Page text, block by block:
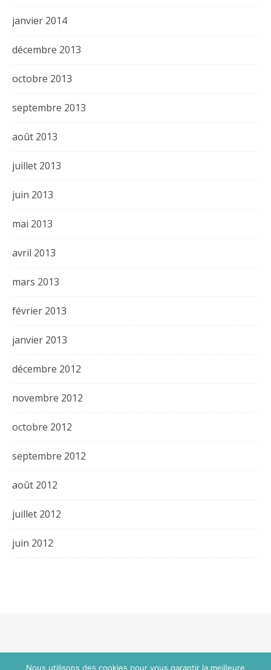
janvier 2014
décembre 2013
octobre 2013
septembre 2013
août 2013
juillet 2013
juin 2013
mai 2013
avril 2013
mars 2013
février 2013
janvier 2013
décembre 2012
novembre 2012
octobre 2012
septembre 2012
août 2012
juillet 2012
juin 2012
Nous utilisons des cookies pour vous garantir la meilleure